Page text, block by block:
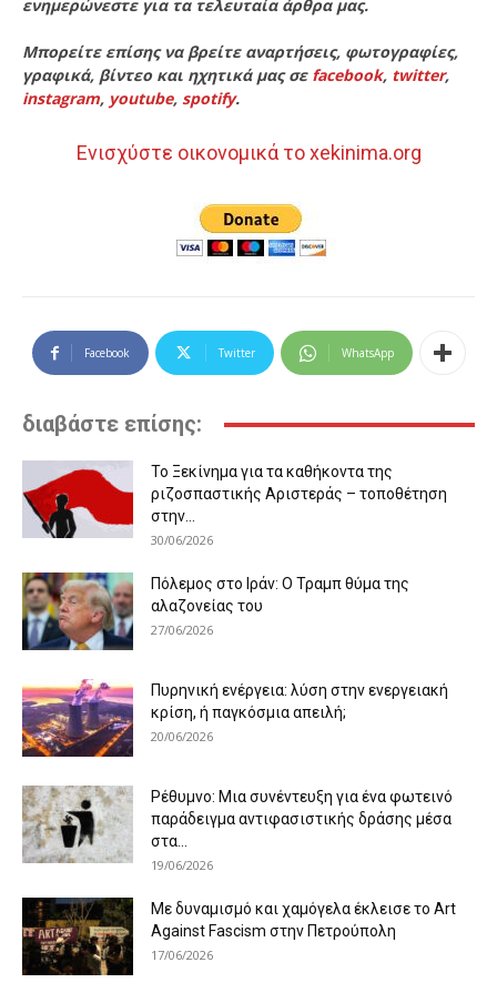
ενημερώνεστε για τα τελευταία άρθρα μας.
Μπορείτε επίσης να βρείτε αναρτήσεις, φωτογραφίες,
γραφικά, βίντεο και ηχητικά μας σε facebook, twitter,
instagram, youtube, spotify.
Ενισχύστε οικονομικά το xekinima.org
Facebook Twitter WhatsApp
διαβάστε επίσης:
Το Ξεκίνημα για τα καθήκοντα της
ριζοσπαστικής Αριστεράς – τοποθέτηση
στην...
30/06/2026
Πόλεμος στο Ιράν: Ο Τραμπ θύμα της
αλαζονείας του
27/06/2026
Πυρηνική ενέργεια: λύση στην ενεργειακή
κρίση, ή παγκόσμια απειλή;
20/06/2026
Ρέθυμνο: Μια συνέντευξη για ένα φωτεινό
παράδειγμα αντιφασιστικής δράσης μέσα
στα...
19/06/2026
Με δυναμισμό και χαμόγελα έκλεισε το Art
Against Fascism στην Πετρούπολη
17/06/2026